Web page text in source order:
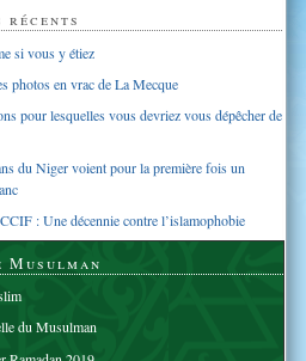
si vous y étiez
photos en vrac de La Mecque
pour lesquelles vous devriez vous dépêcher de
du Niger voient pour la première fois un
: Une décennie contre l’islamophobie
Musulman
du Musulman